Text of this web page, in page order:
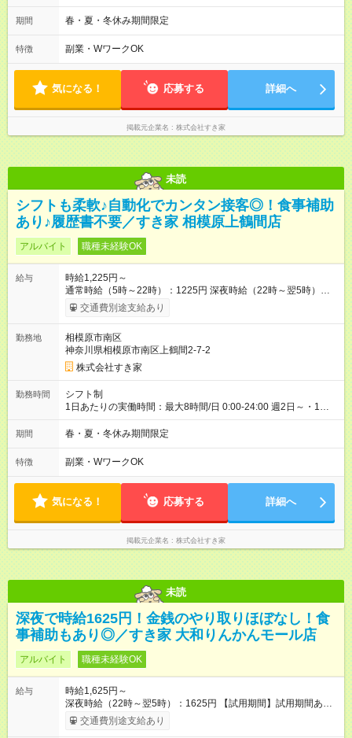
週2日～・1日2h～OK◎ ※22:00から翌5:00までは18歳以上の方
のみ勤務可能です（18歳未満の深夜業務禁止のため） ★深夜で
す。 必ず、2名以上での勤務を行いますので、安心して働けま
す。
期間 春・夏・冬休み期間限定
特徴 副業・WワークOK
気になる！ 応募する 詳細へ
掲載元企業名 株式会社すき家
未読
シフトも柔軟♪自動化でカンタン接客◎！食事補助
あり♪履歴書不要／すき家 相模原上鶴間店
アルバイト 職種未経験OK
給与
時給1,225円～
通常時給（5時～22時）：1225円 深夜時給（22時～翌5時）：
1532円 高校生時給：1225円 【特別手当】早朝手当（5：00-9：
00）時給+150円 【試用期間】試用期間あり 試用期間の長さ：1
30日（※条件変更なし）ですが、切り上げで一ヶ月とさせてい
ただきます。 研修制度あり：15時間(研修中も同時給）
交通費別途支給あり
勤務地
相模原市南区
神奈川県相模原市南区上鶴間2-7-2
株式会社すき家
勤務時間
シフト制
1日あたりの実働時間：最大8時間/日 0:00-24:00 週2日～・1日
2h～OK ＜シフト例＞ 〇朝帯 5:00-9:00 〇昼帯 9:00-14:00 〇午
後帯 14:00-18:00 〇夜帯 18:00-22:00 〇深夜帯 22:00-翌5:00 基
ます♪
期間 春・夏・冬休み期間限定
特徴 副業・WワークOK
気になる！ 応募する 詳細へ
掲載元企業名 株式会社すき家
未読
深夜で時給1625円！金銭のやり取りほぼなし！食
事補助もあり◎／すき家 大和りんかんモール店
アルバイト 職種未経験OK
給与
時給1,625円～
深夜時給（22時～翌5時）：1625円 【試用期間】試用期間あり
試用期間の長さ：1ヶ月 雇用形態、給与は本採用時と同じです。
試用期間の実態は30日（※条件変更なし）ですが、切り上げで
交通費別途支給あり